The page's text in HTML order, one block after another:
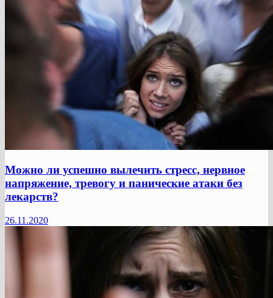
Можно ли успешно вылечить стресс, нервное
напряжение, тревогу и панические атаки без
лекарств?
26.11.2020